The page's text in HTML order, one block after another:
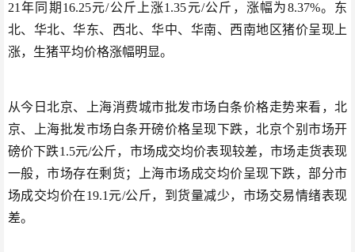
21年同期16.25元/公斤上涨1.35元/公斤，涨幅为8.37%。东
北、华北、华东、西北、华中、华南、西南地区猪价呈现上
涨，生猪平均价格涨幅明显。
从今日北京、上海消费城市批发市场白条价格走势来看，北
京、上海批发市场白条开磅价格呈现下跌，北京个别市场开
磅价下跌1.5元/公斤，市场成交均价表现较差，市场走货表现
一般，市场存在剩货；上海市场成交均价呈现下跌，部分市
场成交均价在19.1元/公斤，到货量减少，市场交易情绪表现
差。